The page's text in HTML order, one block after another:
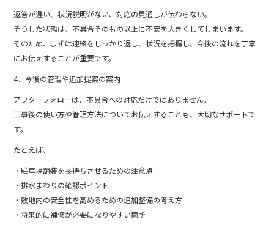
返答が遅い、状況説明がない、対応の見通しが伝わらない。
そうした状態は、不具合そのもの以上に不安を大きくしてしまいます。
そのため、まずは連絡をしっかり返し、状況を把握し、今後の流れを丁寧
にお伝えすることが重要です。
4．今後の管理や追加提案の案内
アフターフォローは、不具合への対応だけではありません。
工事後の使い方や管理方法についてお伝えすることも、大切なサポートで
す。
たとえば、
・駐車場舗装を長持ちさせるための注意点
・排水まわりの確認ポイント
・敷地内の安全性を高めるための追加整備の考え方
・将来的に補修が必要になりやすい箇所